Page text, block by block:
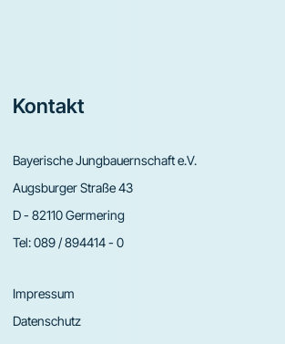
Footer
Kontakt
Bayerische Jungbauernschaft e.V.
Augsburger Straße 43
D - 82110 Germering
Tel:089 / 894414 - 0
Impressum
Datenschutz